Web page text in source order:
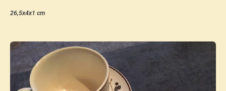
26,5x4x1 cm